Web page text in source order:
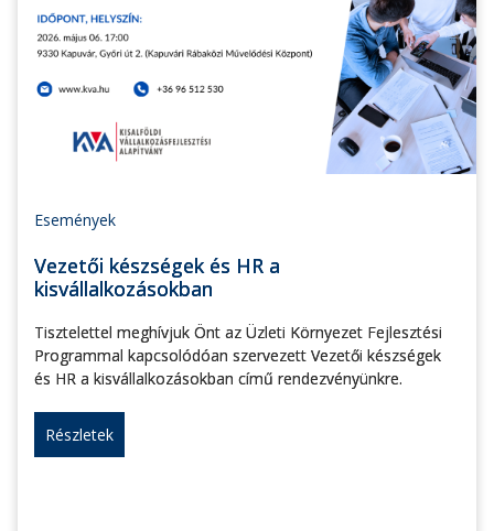
Események
Vezetői készségek és HR a
kisvállalkozásokban
Tisztelettel meghívjuk Önt az Üzleti Környezet Fejlesztési
Programmal kapcsolódóan szervezett Vezetői készségek
és HR a kisvállalkozásokban című rendezvényünkre.
Részletek